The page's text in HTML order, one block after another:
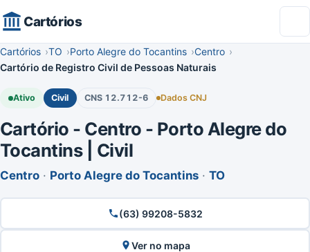
Cartórios
Cartórios TO Porto Alegre do Tocantins
Centro
Cartório de Registro Civil de Pessoas Naturais
Ativo Civil CNS 12.712-6 Dados CNJ
Cartório - Centro - Porto Alegre do
Tocantins | Civil
Centro · Porto Alegre do Tocantins · TO
(63) 99208-5832
Ver no mapa